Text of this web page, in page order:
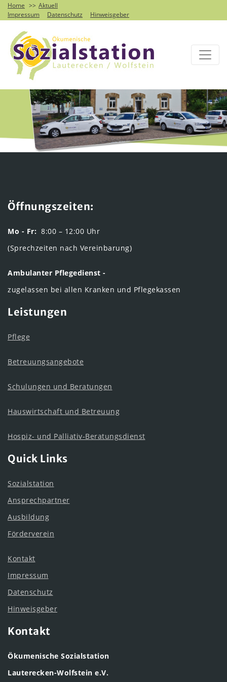
Home
Aktuell
Impressum
Datenschutz Hinweisgeber
Öffnungszeiten:
Mo - Fr: 8:00 – 12:00 Uhr
(Sprechzeiten nach Vereinbarung)
Ambulanter Pflegedienst -
zugelassen bei allen Kranken und Pflegekassen
Leistungen
Pflege
Betreuungsangebote
Schulungen und Beratungen
Hauswirtschaft und Betreuung
Hospiz- und Palliativ-Beratungsdienst
Quick Links
Sozialstation
Ansprechpartner
Ausbildung
Förderverein
Kontakt
Impressum
Datenschutz
Hinweisgeber
Kontakt
Ökumenische Sozialstation
Lauterecken-Wolfstein e.V.